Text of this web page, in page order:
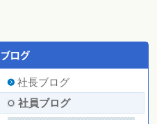
社長ブログ
社員ブログ